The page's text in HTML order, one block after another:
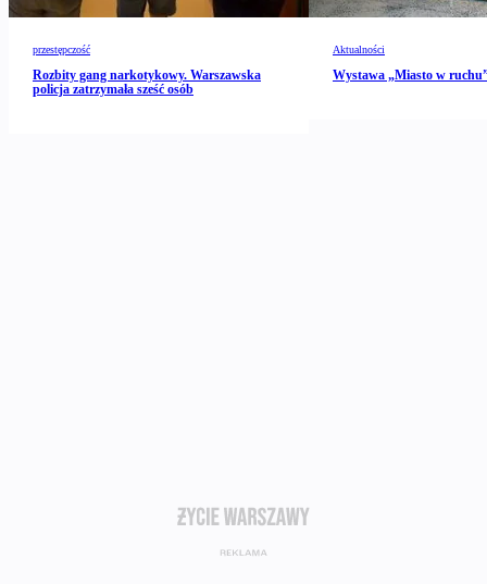
przestępczość
Rozbity gang narkotykowy. Warszawska
policja zatrzymała sześć osób
Aktualności
Wystawa „Miasto w